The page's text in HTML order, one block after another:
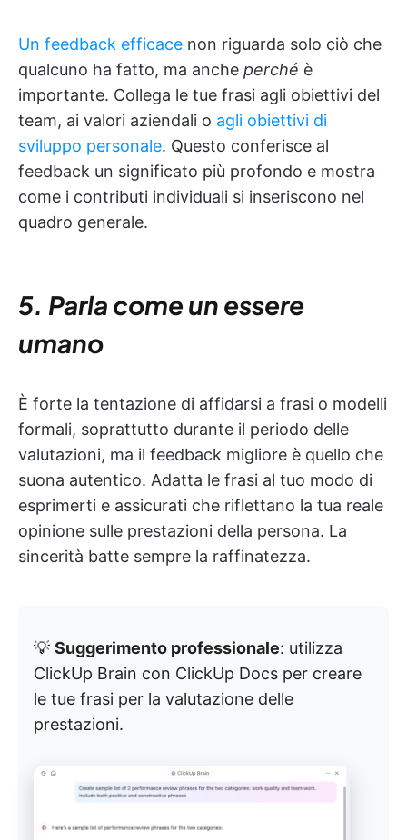
Un feedback efficace non riguarda solo ciò che
qualcuno ha fatto, ma anche perché è
importante. Collega le tue frasi agli obiettivi del
team, ai valori aziendali o agli obiettivi di
sviluppo personale. Questo conferisce al
feedback un significato più profondo e mostra
come i contributi individuali si inseriscono nel
quadro generale.
5. Parla come un essere
umano
È forte la tentazione di affidarsi a frasi o modelli
formali, soprattutto durante il periodo delle
valutazioni, ma il feedback migliore è quello che
suona autentico. Adatta le frasi al tuo modo di
esprimerti e assicurati che riflettano la tua reale
opinione sulle prestazioni della persona. La
sincerità batte sempre la raffinatezza.
💡 Suggerimento professionale: utilizza
ClickUp Brain con ClickUp Docs per creare
le tue frasi per la valutazione delle
prestazioni.